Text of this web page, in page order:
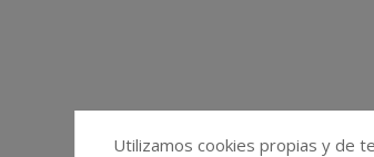
Utilizamos cookies propias y de